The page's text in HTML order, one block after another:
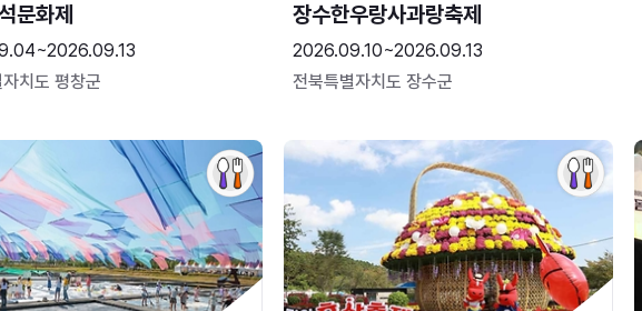
문화제
치도 평창군
장수한우랑사과랑축제
2026.09.10~2026.09.13
전북특별자치도 장수군